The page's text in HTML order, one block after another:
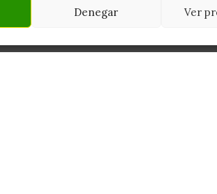
Denegar Ver